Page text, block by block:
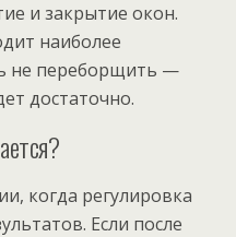
и закрытие окон.
наиболее
не переборщить —
достаточно.
когда регулировка
Если после